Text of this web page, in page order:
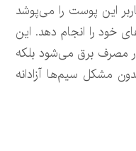
این پوست را می‌پوشد
خود را انجام دهد. این
مصرف برق می‌شود بلکه
مشکل سیم‌ها آزادانه